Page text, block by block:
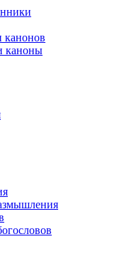
канонов
каноны